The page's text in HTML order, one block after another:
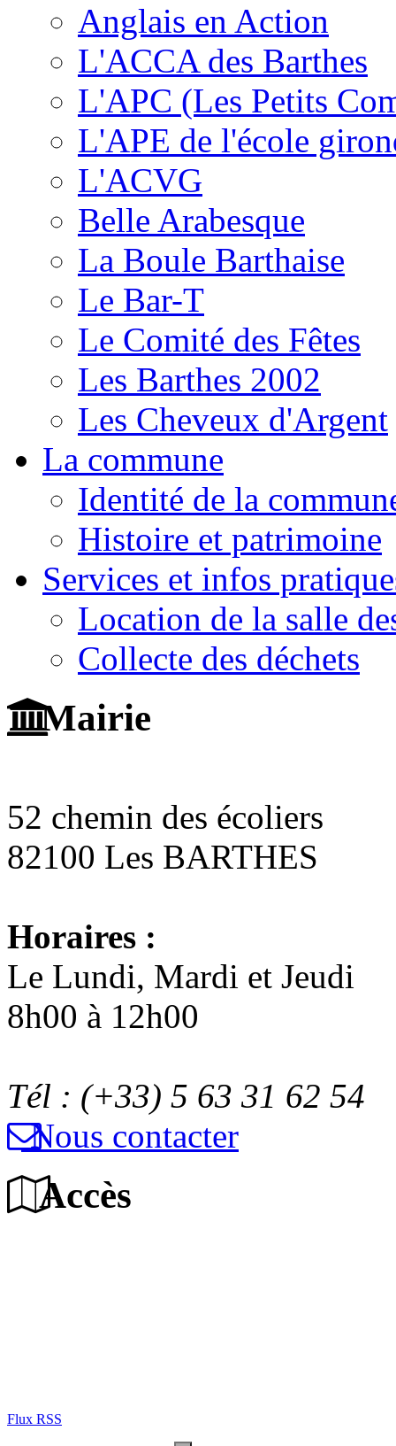
Anglais en Action
L'ACCA des Barthes
L'APC (Les Petits
L'APE de l'école
L'ACVG
Belle Arabesque
La Boule Barthaise
Le Bar-T
Le Comité des Fêtes
Les Barthes 2002
Les Cheveux d'Argent
La commune
Identité de la
Histoire et patrimoine
Services et infos
Location de la salle
Collecte des déchets
Mairie
52 chemin des écoliers
82100 Les BARTHES
Horaires :
Le Lundi, Mardi et Jeudi
8h00 à 12h00
Tél : (+33) 5 63 31 62 54
Nous contacter
Accès
Flux RSS